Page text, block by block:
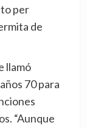
per
de
llamó
70 para
“Aunque